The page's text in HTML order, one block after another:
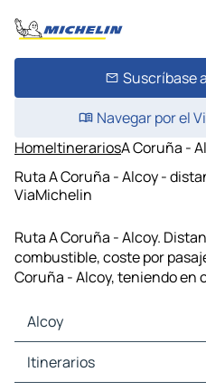
Suscríbase
Navegar por el
HomeItinerariosA Coruña -
Ruta A Coruña - Alcoy -
ViaMichelin
Ruta A Coruña - Alcoy.
combustible, coste por
Coruña - Alcoy, teniendo en
Alcoy
Alcoy Mapas Planos
Alcoy Trafico
Itinerarios